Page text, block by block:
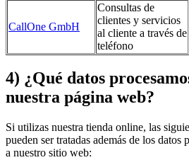
CallOne GmbH
Consultas de
clientes y servicios
al cliente a través de
teléfono
4) ¿Qué datos
nuestra página web?
Si utilizas nuestra tienda online, las
pueden ser tratadas además de los datos
a nuestro sitio web: